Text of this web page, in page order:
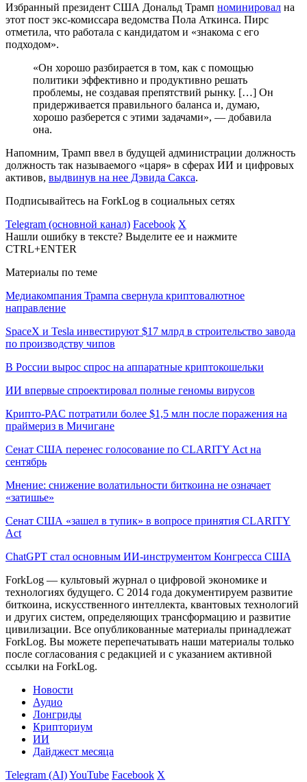
Избранный президент США Дональд Трамп номинировал на
этот пост экс-комиссара ведомства Пола Аткинса. Пирс
отметила, что работала с кандидатом и «знакома с его
подходом».
«Он хорошо разбирается в том, как с помощью
политики эффективно и продуктивно решать
проблемы, не создавая препятствий рынку. […] Он
придерживается правильного баланса и, думаю,
хорошо разберется с этими задачами», — добавила
она.
Напомним, Трамп ввел в будущей администрации должность
должность так называемого «царя» в сферах ИИ и цифровых
активов, выдвинув на нее Дэвида Сакса.
Подписывайтесь на ForkLog в социальных сетях
Telegram (основной канал) Facebook X
Нашли ошибку в тексте? Выделите ее и нажмите
CTRL+ENTER
Материалы по теме
Медиакомпания Трампа свернула криптовалютное
направление
SpaceX и Tesla инвестируют $17 млрд в строительство завода
по производству чипов
В России вырос спрос на аппаратные криптокошельки
ИИ впервые спроектировал полные геномы вирусов
Крипто-PAC потратили более $1,5 млн после поражения на
праймериз в Мичигане
Сенат США перенес голосование по CLARITY Act на
сентябрь
Мнение: снижение волатильности биткоина не означает
«затишье»
Сенат США «зашел в тупик» в вопросе принятия CLARITY
Act
ChatGPT стал основным ИИ-инструментом Конгресса США
ForkLog — культовый журнал о цифровой экономике и
технологиях будущего. С 2014 года документируем развитие
биткоина, искусственного интеллекта, квантовых технологий
и других систем, определяющих трансформацию и развитие
цивилизации. Все опубликованные материалы принадлежат
ForkLog. Вы можете перепечатывать наши материалы только
после согласования с редакцией и с указанием активной
ссылки на ForkLog.
Новости
Аудио
Лонгриды
Крипториум
ИИ
Дайджест месяца
Telegram (AI)YouTube Facebook X